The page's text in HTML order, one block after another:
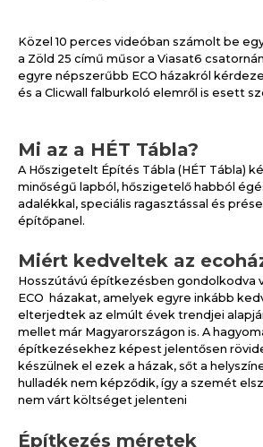
Közel 10 perces videóban számolt be
a Zöld 25 című műsor a Viasat6
egyre népszerűbb ECO házakról
és a Clicwall falburkoló elemről is esett
Mi az a HÉT Tábla?
A Hőszigetelt Építés Tábla (HÉT Tábla)
minőségű lapból, hőszigetelő habból
adalékkal, speciális ragasztással és
építőpanel.
Miért kedveltek az
Hosszútávú építkezésben gondolkodva
ECO házakat, amelyek egyre inkább
elterjedtek az elmúlt évek trendjei
mellet már Magyarországon is. A
építkezésekhez képest jelentősen
készülnek el ezek a házak, sőt a
hulladék nem képződik, így a szemét
nem várt költséget jelenteni
Építkezés méretek